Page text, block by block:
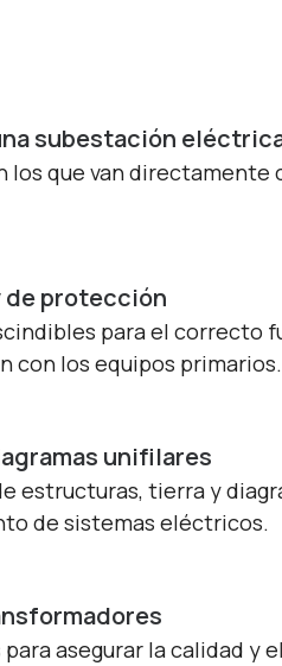
subestación
los que van
de protección
para el correcto
con los equipos primarios.
unifilares
estructuras, tierra y
de sistemas eléctricos.
asegurar la calidad